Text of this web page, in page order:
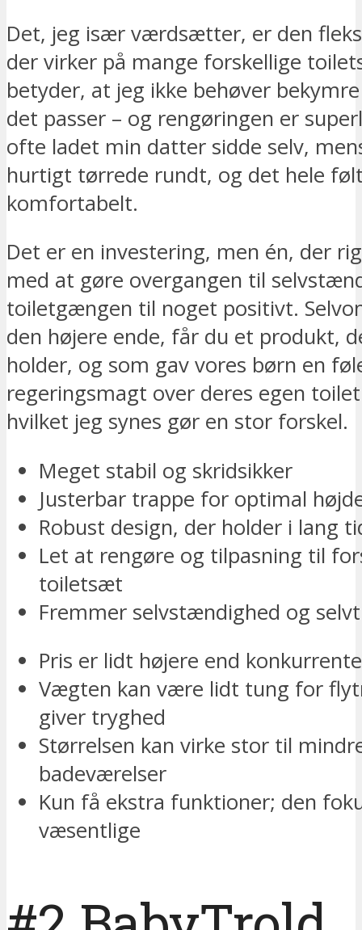
Det, jeg især værdsætter, er den
der virker på mange forskellige
betyder, at jeg ikke behøver
det passer – og rengøringen er
ofte ladet min datter sidde selv,
hurtigt tørrede rundt, og det hele
komfortabelt.
Det er en investering, men én, der
med at gøre overgangen til
toiletgængen til noget positivt.
den højere ende, får du et produkt,
holder, og som gav vores børn en
regeringsmagt over deres egen
hvilket jeg synes gør en stor forskel.
Meget stabil og skridsikker
Justerbar trappe for optimal
Robust design, der holder i lang
Let at rengøre og tilpasning til
toiletsæt
Fremmer selvstændighed og
Pris er lidt højere end
Vægten kan være lidt tung for
giver tryghed
Størrelsen kan virke stor til
badeværelser
Kun få ekstra funktioner; den
væsentlige